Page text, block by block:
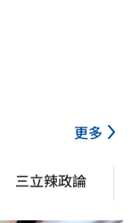
更多
三立辣政論